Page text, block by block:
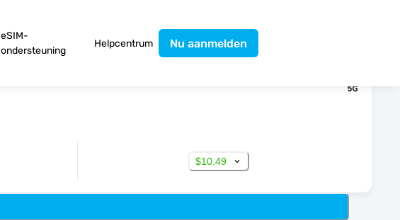
eSIM-
ondersteuning
Helpcentrum Nu aanmelden
$10.49